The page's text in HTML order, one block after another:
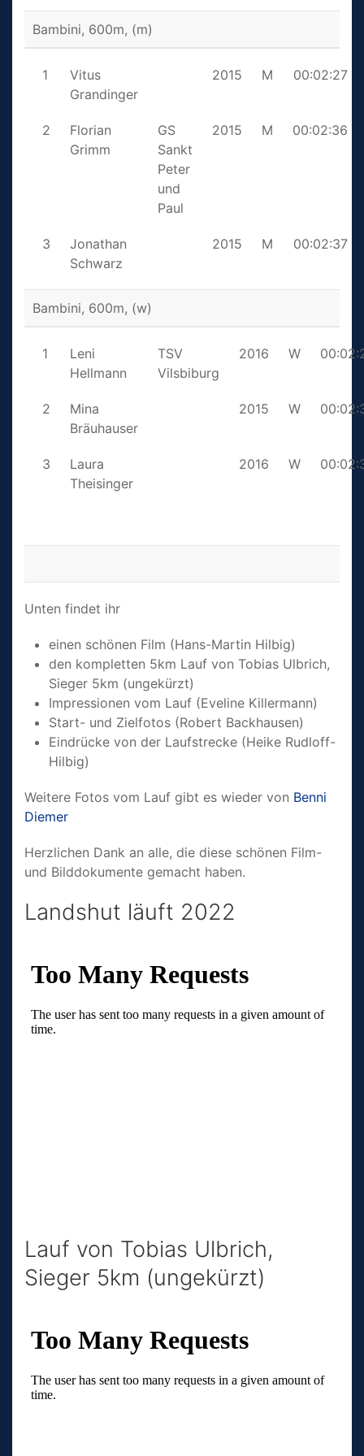
Bambini, 600m, (m)
1
Vitus
Grandinger
2015 M 00:02:27
2
Florian
Grimm
GS
Sankt
Peter
und
Paul
2015 M 00:02:36
3
Jonathan
Schwarz
2015 M 00:02:37
Bambini, 600m, (w)
1
Leni
Hellmann
TSV
Vilsbiburg
2016 W
2
Mina
Bräuhauser
2015 W
3
Laura
Theisinger
2016 W
Unten findet ihr
einen schönen Film (Hans-Martin Hilbig)
den kompletten 5km Lauf von Tobias Ulbrich,
Sieger 5km (ungekürzt)
Impressionen vom Lauf (Eveline Killermann)
Start- und Zielfotos (Robert Backhausen)
Eindrücke von der Laufstrecke (Heike Rudloff-
Hilbig)
Weitere Fotos vom Lauf gibt es wieder von Benni
Diemer
Herzlichen Dank an alle, die diese schönen Film-
und Bilddo­kumente gemacht haben.
Landshut läuft 2022
Lauf von Tobias Ulbrich,
Sieger 5km (ungekürzt)